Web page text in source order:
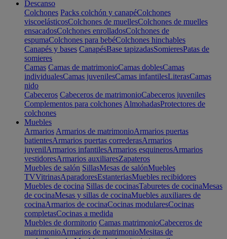
Descanso
Colchones Packs colchón y canapéColchones
viscoelásticosColchones de muellesColchones de muelles
ensacadosColchones enrolladosColchones de
espumaColchones para bebéColchones hinchables
Canapés y bases CanapésBase tapizadasSomieresPatas de
somieres
Camas Camas de matrimonioCamas doblesCamas
individualesCamas juvenilesCamas infantilesLiterasCamas
nido
Cabeceros Cabeceros de matrimonioCabeceros juveniles
Complementos para colchones AlmohadasProtectores de
colchones
Muebles
Armarios Armarios de matrimonioArmarios puertas
batientesArmarios puertas correderasArmarios
juvenilArmarios infantilesArmarios esquinerosArmarios
vestidoresArmarios auxiliaresZapateros
Muebles de salón SillasMesas de salónMuebles
TVVitrinasAparadoresEstanteriasMuebles recibidores
Muebles de cocina Sillas de cocinasTaburetes de cocinaMesas
de cocinaMesas y sillas de cocinaMuebles auxiliares de
cocinaArmarios de cocinaCocinas modularesCocinas
completasCocinas a medida
Muebles de dormitorio Camas matrimonioCabeceros de
matrimonioArmarios de matrimonioMesitas de